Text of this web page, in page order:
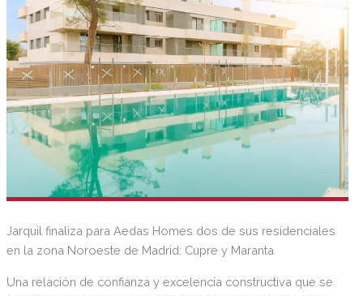
Jarquil finaliza para Aedas Homes dos de sus residenciales
en la zona Noroeste de Madrid: Cupre y Maranta
Una relación de confianza y excelencia constructiva que se